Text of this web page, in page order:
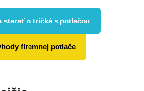
starať o tričká s potlačou
firemnej potlače